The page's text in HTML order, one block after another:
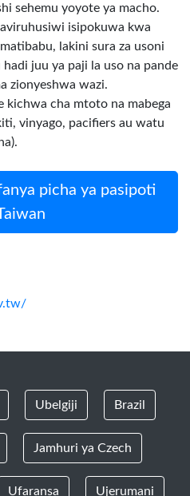
sehemu yoyote ya macho.
isipokuwa kwa
lakini sura za usoni
juu ya paji la uso na pande
zionyeshwa wazi.
kichwa cha mtoto na mabega
vinyago, pacifiers au watu
picha ya pasipoti
Ubelgiji Brazil
Jamhuri ya Czech
Ufaransa Ujerumani